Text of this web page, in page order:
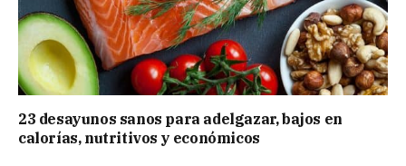
23 desayunos sanos para adelgazar, bajos en
calorías, nutritivos y económicos